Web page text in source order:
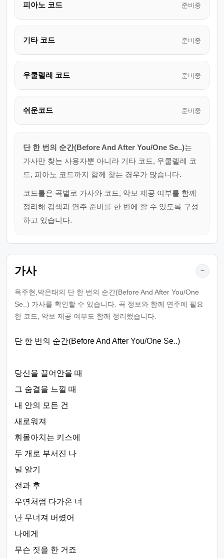
피아노 코드 준비중
기타 코드 준비중
우쿨렐레 코드 준비중
쉬운코드 준비중
단 한 번의 순간(Before And After You/One Se..)는
가사만 찾는 사용자뿐 아니라 기타 코드, 우쿨렐레 코
드, 피아노 코드까지 함께 찾는 경우가 많습니다.
코드툴은 곡별로 가사와 코드, 악보 제공 여부를 함께
정리해 검색과 연주 준비를 한 번에 할 수 있도록 구성
하고 있습니다.
가사 −
옥주현,박은태의 단 한 번의 순간(Before And After You/One
Se..) 가사를 확인할 수 있습니다. 곡 정보와 함께 연주에 필요
한 코드, 악보 제공 여부도 함께 정리했습니다.
단 한 번의 순간(Before And After You/One Se..)
당신을 끌어안을 때
그 숨결을 느낄 때
내 안의 모든 건
새로워져
휘몰아치는 키스에
두 개로 부서진 나
널 알기
전과 후
우연처럼 다가온 너
난 무너져 버렸어
나에게
무슨 짓을 한 거죠